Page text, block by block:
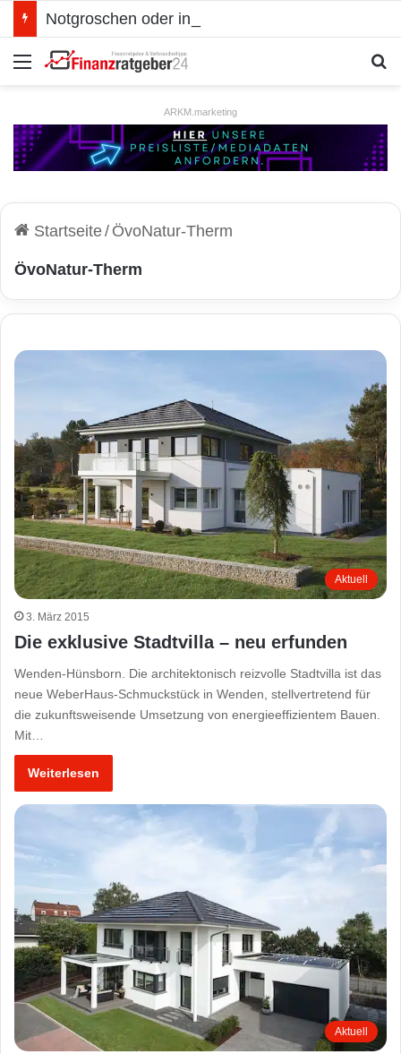
Menü
ARKM.marketing
Startseite/ ÖvoNatur-Therm
ÖvoNatur-Therm
Aktuell
3. März 2015
Die exklusive Stadtvilla – neu erfunden
Wenden-Hünsborn. Die architektonisch reizvolle Stadtvilla ist das
neue WeberHaus-Schmuckstück in Wenden, stellvertretend für
die zukunftsweisende Umsetzung von energieeffizientem Bauen.
Mit…
Weiterlesen
Aktuell